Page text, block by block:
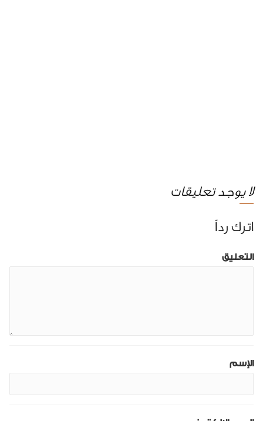
لا يوجد تعليقات
اترك رداً
التعليق
الإسم